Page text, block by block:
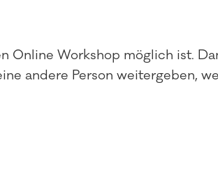
Online Workshop möglich ist.
andere Person weitergeben,